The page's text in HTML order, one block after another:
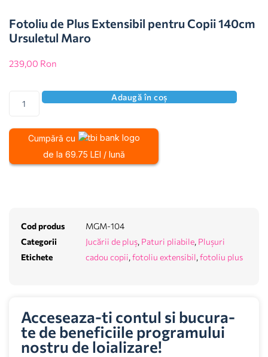
Fotoliu de Plus Extensibil pentru Copii 140cm
Ursuletul Maro
239,00 Ron
Adaugă în coș
Cumpără cu
de la 69.75 LEI / lună
Cod produs
MGM-104
Categorii
Jucării de pluș, Paturi pliabile, Plușuri
Etichete
cadou copii, fotoliu extensibil, fotoliu plus
Acceseaza-ti contul si bucura-
te de beneficiile programului
nostru de loializare!